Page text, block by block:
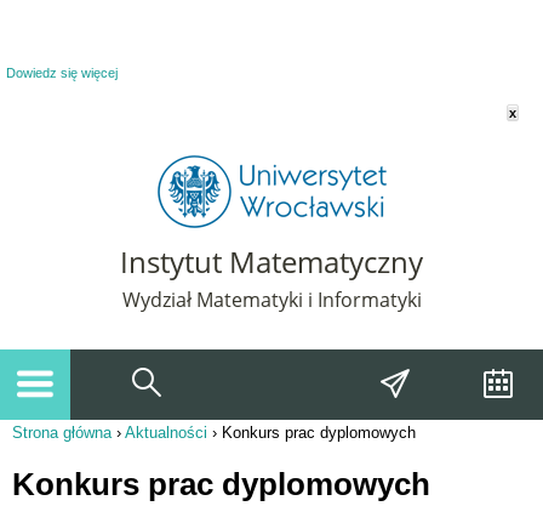
Dowiedz się więcej
x
Instytut Matematyczny
Wydział Matematyki i Informatyki
Strona główna› Aktualności › Konkurs prac dyplomowych
Konkurs prac dyplomowych